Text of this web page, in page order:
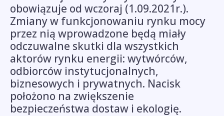
obowiązuje od wczoraj (1.09.2021r.).
Zmiany w funkcjonowaniu rynku mocy
przez nią wprowadzone będą miały
odczuwalne skutki dla wszystkich
aktorów rynku energii: wytwórców,
odbiorców instytucjonalnych,
biznesowych i prywatnych. Nacisk
położono na zwiększenie
bezpieczeństwa dostaw i ekologię.